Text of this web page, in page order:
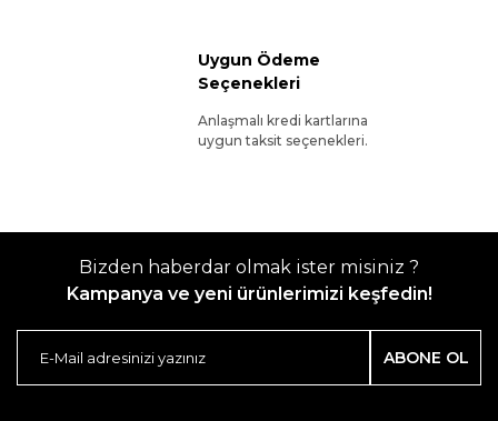
Uygun Ödeme
Seçenekleri
Anlaşmalı kredi kartlarına
uygun taksit seçenekleri.
Bizden haberdar olmak ister misiniz ?
Kampanya ve yeni ürünlerimizi keşfedin!
ABONE OL